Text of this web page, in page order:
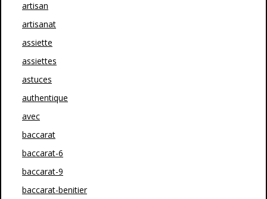
artisan
artisanat
assiette
assiettes
astuces
authentique
avec
baccarat
baccarat-6
baccarat-9
baccarat-benitier